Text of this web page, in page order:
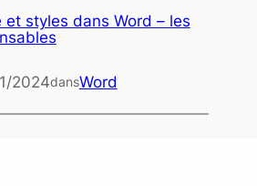
et styles dans Word – les
2024dansWord